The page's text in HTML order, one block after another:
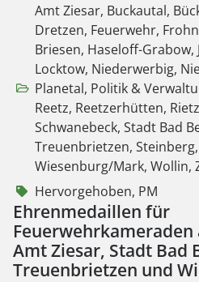
Amt Ziesar, Buckautal,
Dretzen, Feuerwehr,
Briesen, Haseloff-Grabow,
Locktow, Niederwerbig,
Planetal, Politik &
Reetz, Reetzerhütten, Rietz
Schwanebeck, Stadt Bad
Treuenbrietzen, Steinberg,
Wiesenburg/Mark, Wollin,
Hervorgehoben, PM
Ehrenmedaillen für
Amt Ziesar, Stadt Bad
Treuenbrietzen und